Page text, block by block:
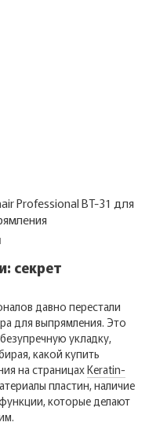
Professional BT-31 для
секрет
давно перестали
для выпрямления. Это
укладку,
какой купить
на страницахKeratin-
пластин, наличие
которые делают